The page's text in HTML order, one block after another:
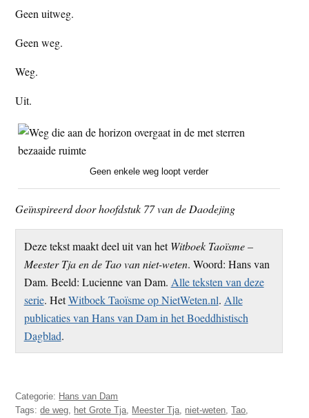
Geen uitweg.
Geen weg.
Weg.
Uit.
Geen enkele weg loopt verder
Geïnspireerd door hoofdstuk 77 van de Daodejing
Deze tekst maakt deel uit van hetWitboek Taoïsme –
Meester Tja en de Tao van niet-weten. Woord: Hans van
Dam. Beeld: Lucienne van Dam. Alle teksten van deze
serie. HetWitboek Taoïsme op NietWeten.nl. Alle
publicaties van Hans van Dam in het Boeddhistisch
Dagblad.
Categorie: Hans van Dam
Tags:de weg, het Grote Tja, Meester Tja, niet-weten,Tao,